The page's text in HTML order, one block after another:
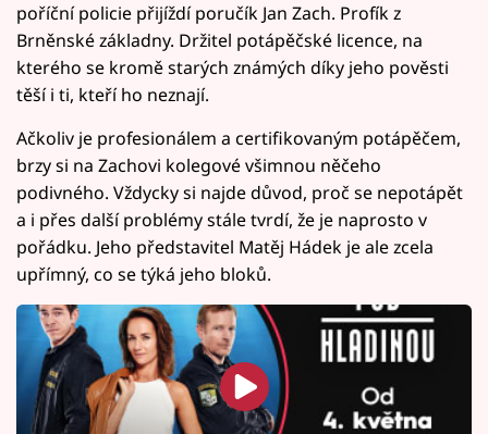
poříční policie přijíždí poručík Jan Zach. Profík z
Brněnské základny. Držitel potápěčské licence, na
kterého se kromě starých známých díky jeho pověsti
těší i ti, kteří ho neznají.
Ačkoliv je profesionálem a certifikovaným potápěčem,
brzy si na Zachovi kolegové všimnou něčeho
podivného. Vždycky si najde důvod, proč se nepotápět
a i přes další problémy stále tvrdí, že je naprosto v
pořádku. Jeho představitel Matěj Hádek je ale zcela
upřímný, co se týká jeho bloků.